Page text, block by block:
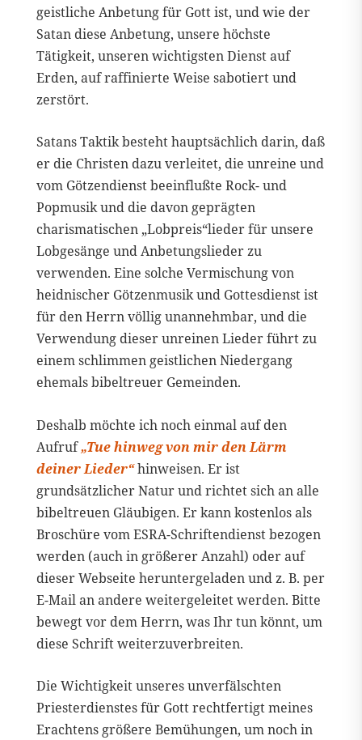
geistliche Anbetung für Gott ist, und wie der
Satan diese Anbetung, unsere höchste
Tätigkeit, unseren wichtigsten Dienst auf
Erden, auf raffinierte Weise sabotiert und
zerstört.
Satans Taktik besteht hauptsächlich darin, daß
er die Christen dazu verleitet, die unreine und
vom Götzendienst beeinflußte Rock- und
Popmusik und die davon geprägten
charismatischen „Lobpreis“lieder für unsere
Lobgesänge und Anbetungslieder zu
verwenden. Eine solche Vermischung von
heidnischer Götzenmusik und Gottesdienst ist
für den Herrn völlig unannehmbar, und die
Verwendung dieser unreinen Lieder führt zu
einem schlimmen geistlichen Niedergang
ehemals bibeltreuer Gemeinden.
Deshalb möchte ich noch einmal auf den
Aufruf„Tue hinweg von mir den Lärm
deiner Lieder“hinweisen. Er ist
grundsätzlicher Natur und richtet sich an alle
bibeltreuen Gläubigen. Er kann kostenlos als
Broschüre vom ESRA-Schriftendienst bezogen
werden (auch in größerer Anzahl) oder auf
dieser Webseite heruntergeladen und z. B. per
E-Mail an andere weitergeleitet werden. Bitte
bewegt vor dem Herrn, was Ihr tun könnt, um
diese Schrift weiterzuverbreiten.
Die Wichtigkeit unseres unverfälschten
Priesterdienstes für Gott rechtfertigt meines
Erachtens größere Bemühungen, um noch in